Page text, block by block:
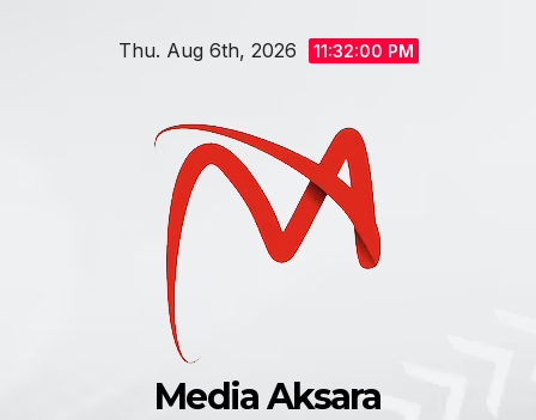
Thu. Aug 6th, 2026 11:32:01 PM
Media Aksara